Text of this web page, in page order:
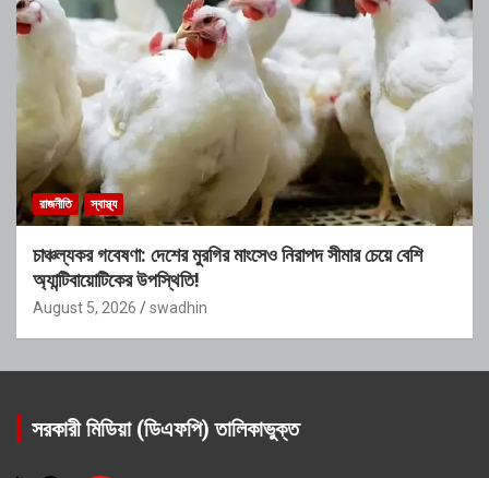
রাজনীতি স্বাস্থ্য
চাঞ্চল্যকর গবেষণা: দেশের মুরগির মাংসেও নিরাপদ সীমার চেয়ে বেশি
অ্যান্টিবায়োটিকের উপস্থিতি!
August 5, 2026 swadhin
সরকারী মিডিয়া (ডিএফপি) তালিকাভুক্ত